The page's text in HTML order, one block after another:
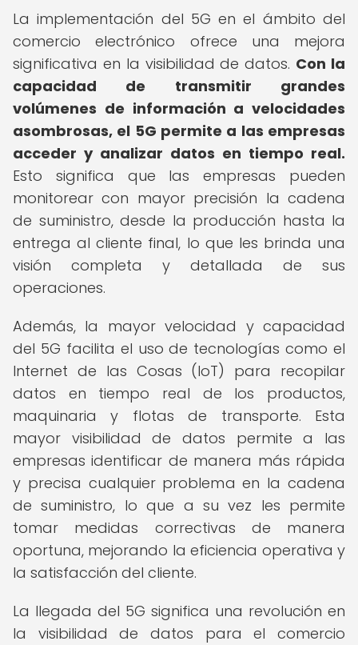
La implementación del 5G en el ámbito del
comercio electrónico ofrece una mejora
significativa en la visibilidad de datos. Con la
capacidad de transmitir grandes
volúmenes de información a velocidades
asombrosas, el 5G permite a las empresas
acceder y analizar datos en tiempo real.
Esto significa que las empresas pueden
monitorear con mayor precisión la cadena
de suministro, desde la producción hasta la
entrega al cliente final, lo que les brinda una
visión completa y detallada de sus
operaciones.
Además, la mayor velocidad y capacidad
del 5G facilita el uso de tecnologías como el
Internet de las Cosas (IoT) para recopilar
datos en tiempo real de los productos,
maquinaria y flotas de transporte. Esta
mayor visibilidad de datos permite a las
empresas identificar de manera más rápida
y precisa cualquier problema en la cadena
de suministro, lo que a su vez les permite
tomar medidas correctivas de manera
oportuna, mejorando la eficiencia operativa y
la satisfacción del cliente.
La llegada del 5G significa una revolución en
la visibilidad de datos para el comercio